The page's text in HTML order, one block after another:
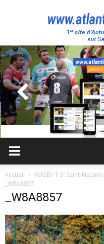
Accueil
RUGBY F.3: Saint-
_W8A8857
_W8A8857